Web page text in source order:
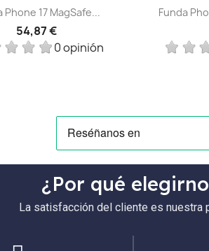
Vista rápida
Phone 17 MagSafe...
54,87 €
0 opinión

Funda
¿Por qué
La satisfacción del cliente es nuestra